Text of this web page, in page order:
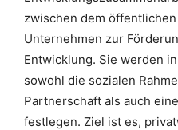
zwischen dem
Unternehmen zur
Entwicklung. Sie werden
sowohl die sozialen
Partnerschaft als auch
festlegen. Ziel ist es,